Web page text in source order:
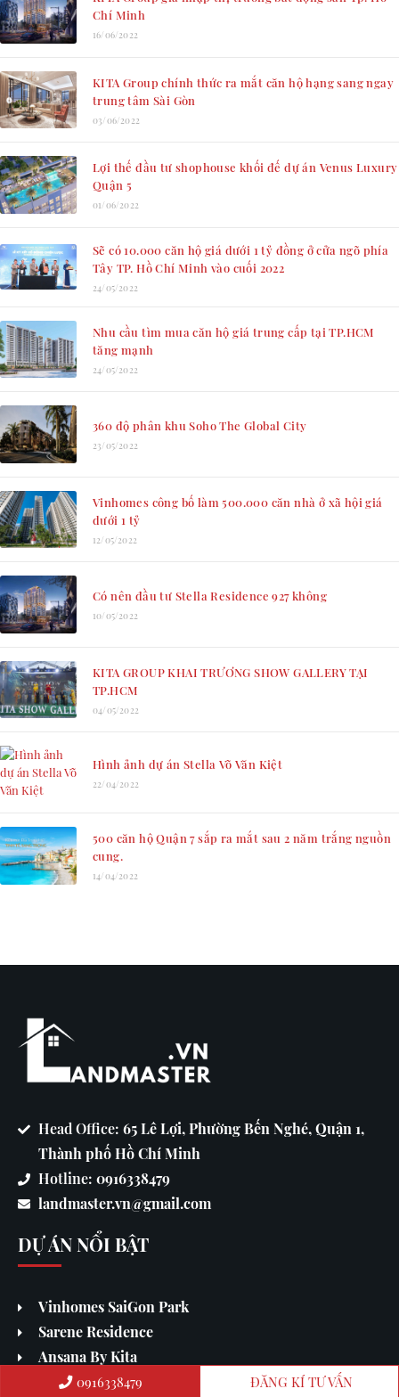
Chí Minh
16/06/2022
KITA Group chính thức ra mắt căn hộ hạng sang ngay
trung tâm Sài Gòn
03/06/2022
Lợi thế đầu tư shophouse khối đế dự án Venus Luxury
Quận 5
01/06/2022
Sẽ có 10.000 căn hộ giá dưới 1 tỷ đồng ở cửa ngõ phía
Tây TP. Hồ Chí Minh vào cuối 2022
24/05/2022
Nhu cầu tìm mua căn hộ giá trung cấp tại TP.HCM
tăng mạnh
24/05/2022
360 độ phân khu Soho The Global City
23/05/2022
Vinhomes công bố làm 500.000 căn nhà ở xã hội giá
dưới 1 tỷ
12/05/2022
Có nên đầu tư Stella Residence 927 không
10/05/2022
KITA GROUP KHAI TRƯƠNG SHOW GALLERY TẠI
TP.HCM
04/05/2022
Hình ảnh dự án Stella Võ Văn Kiệt
22/04/2022
500 căn hộ Quận 7 sắp ra mắt sau 2 năm trắng nguồn
cung.
14/04/2022
Head Office: 65 Lê Lợi, Phường Bến Nghé, Quận 1,
Thành phố Hồ Chí Minh
Hotline: 0916338479
landmaster.vn@gmail.com
DỰ ÁN NỔI BẬT
Vinhomes SaiGon Park
Sarene Residence
Ansana By Kita
Thanh Phú Centre Point
0916338479 ĐĂNG KÍ TƯ VẤN